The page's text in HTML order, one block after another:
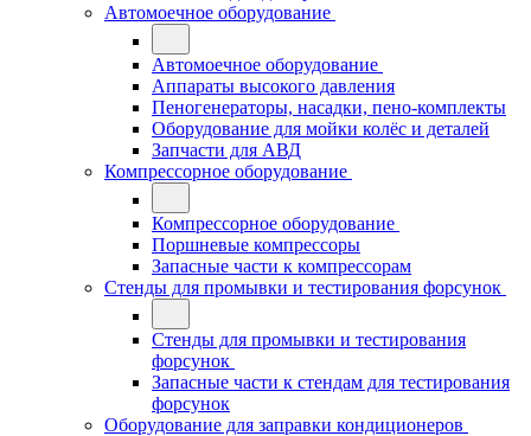
Автомоечное оборудование
Автомоечное оборудование
Аппараты высокого давления
Пеногенераторы, насадки, пено-комплекты
Оборудование для мойки колёс и деталей
Запчасти для АВД
Компрессорное оборудование
Компрессорное оборудование
Поршневые компрессоры
Запасные части к компрессорам
Стенды для промывки и тестирования форсунок
Стенды для промывки и тестирования
форсунок
Запасные части к стендам для тестирования
форсунок
Оборудование для заправки кондиционеров